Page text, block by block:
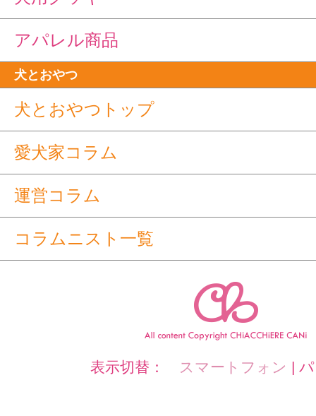
アパレル商品
犬とおやつ
犬とおやつトップ
愛犬家コラム
運営コラム
コラムニスト一覧
表示切替： スマートフォン |